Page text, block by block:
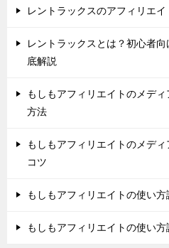
レントラックスのアフィリエ
レントラックスとは？初心者
底解説
もしもアフィリエイトのメデ
方法
もしもアフィリエイトのメデ
コツ
もしもアフィリエイトの使い
もしもアフィリエイトの使い